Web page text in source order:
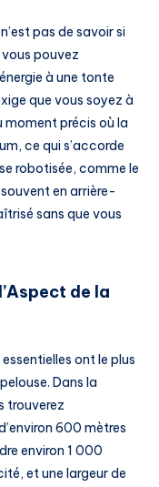
pas de savoir si
pouvez
à une tonte
que vous soyez à
moment précis où la
ce qui s’accorde
robotisée, comme le
en arrière-
sans que vous
de la
ont le plus
Dans la
trouverez
600 mètres
environ 1 000
et une largeur de